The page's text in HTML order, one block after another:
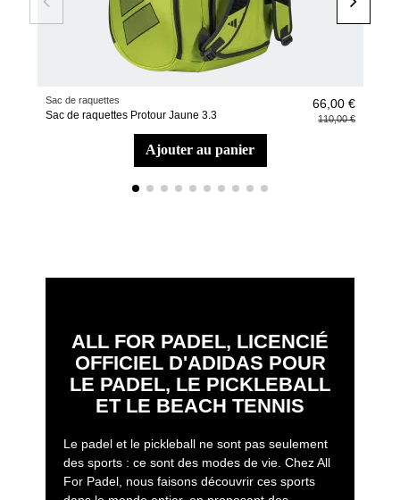
Sac de raquettes
Sac de raquettes Protour Jaune 3.3
66,00 €
110,00 €
ajouter au panier
ALL FOR PADEL, LICENCIÉ
OFFICIEL D'ADIDAS POUR
LE PADEL, LE PICKLEBALL
ET LE BEACH TENNIS
Le padel et le pickleball ne sont pas seulement
des sports : ce sont des modes de vie. Chez All
For Padel, nous faisons découvrir ces sports